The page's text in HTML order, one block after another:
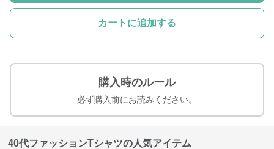
カートに追加する
購入時のルール
必ず購入前にお読みください。
40代ファッションTシャツの人気アイテム